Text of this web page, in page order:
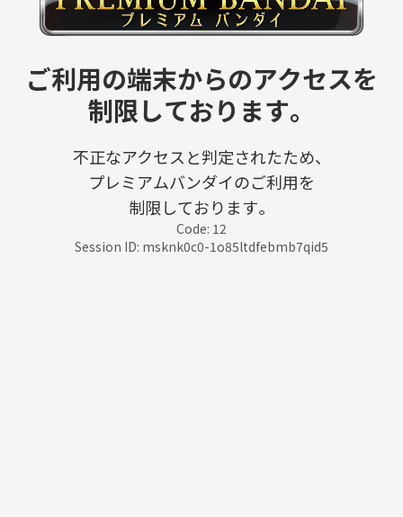
ご利用の端末からのアクセスを
制限しております。
不正なアクセスと判定されたため、
プレミアムバンダイのご利用を
制限しております。
Code: 12
Session ID: msknk0c0-1o85ltdfebmb7qid5